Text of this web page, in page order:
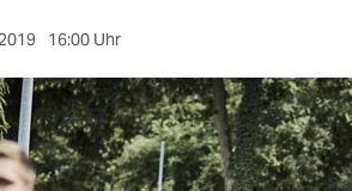
16:00 Uhr